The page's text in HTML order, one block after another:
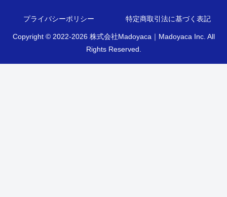
プライバシーポリシー 特定商取引法に基づく表記
Copyright © 2022-2026 株式会社Madoyaca｜Madoyaca Inc. All
Rights Reserved.